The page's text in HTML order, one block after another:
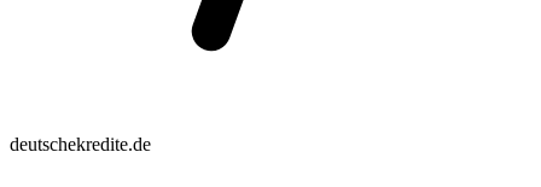
deutschekredite.de